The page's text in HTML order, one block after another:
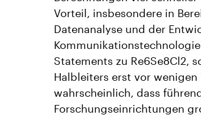
Vorteil, insbesondere in
Datenanalyse und der
Statements zu Re6Se8Cl2,
Halbleiters erst vor
wahrscheinlich, dass
Forschungseinrichtungen